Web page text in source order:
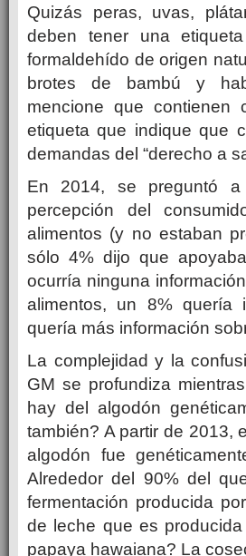
Quizás peras, uvas,
deben tener una
formaldehído de origen
brotes de bambú y
mencione que
etiqueta que indique que
demandas del “derecho a
En 2014, se preguntó
percepción del
alimentos (y no estaban
sólo 4% dijo que
ocurría ninguna
alimentos, un 8% quería
quería más información
La complejidad y la
GM se profundiza
hay del algodón
también? A partir de 2013,
algodón fue
Alrededor del 90% del
fermentación producida
de leche que es
papaya hawaiana? La